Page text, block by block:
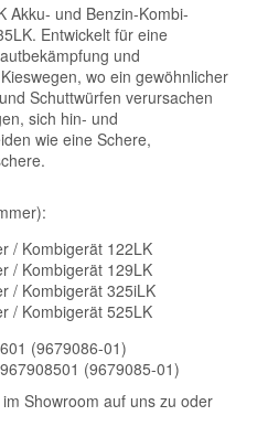
Akku- und Benzin-Kombi-
Entwickelt für eine
und
wo ein gewöhnlicher
Schuttwürfen verursachen
sich hin- und
wie eine Schere,
/ Kombigerät 122LK
/ Kombigerät 129LK
/ Kombigerät 325iLK
/ Kombigerät 525LK
(9679086-01)
(9679085-01)
Showroom auf uns zu oder